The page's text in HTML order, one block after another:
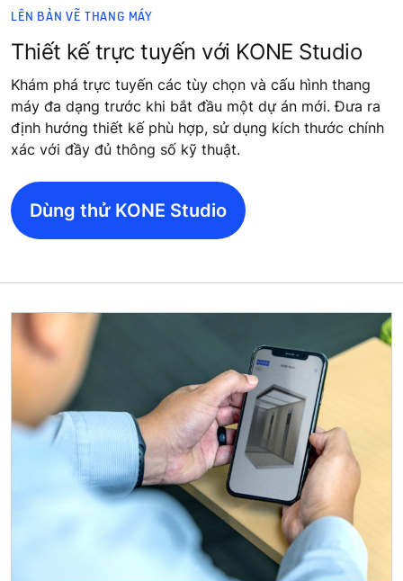
LÊN BẢN VẼ THANG MÁY
Thiết kế trực tuyến với KONE Studio
Khám phá trực tuyến các tùy chọn và cấu hình thang
máy đa dạng trước khi bắt đầu một dự án mới. Đưa ra
định hướng thiết kế phù hợp, sử dụng kích thước chính
xác với đầy đủ thông số kỹ thuật.
Dùng thử KONE Studio